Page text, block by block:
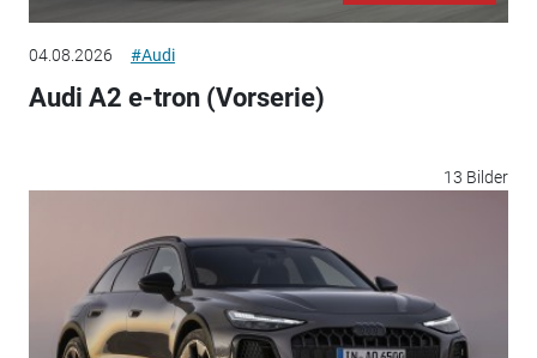
04.08.2026 #Audi
Audi A2 e-tron (Vorserie)
13 Bilder